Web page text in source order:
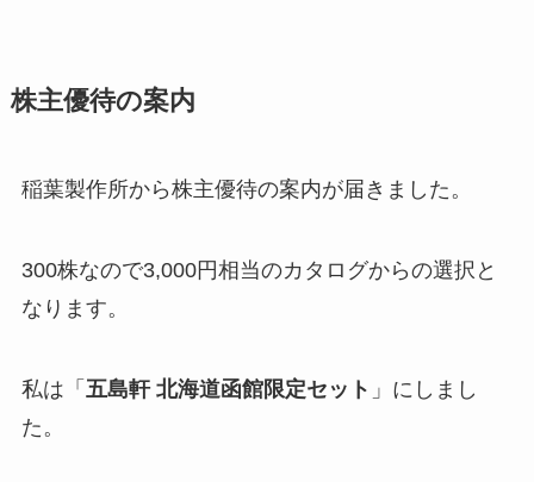
株主優待の案内
稲葉製作所から株主優待の案内が届きました。
300株なので3,000円相当のカタログからの選択と
なります。
私は「 五島軒 北海道函館限定セット 」にしまし
た。